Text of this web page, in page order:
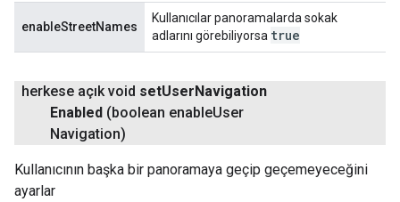
enableStreetNames
Kullanıcılar panoramalarda sokak
adlarını görebiliyorsa true
herkese açık void setUserNavigation
Enabled (boolean enableUser
Navigation)
Kullanıcının başka bir panoramaya geçip geçemeyeceğini
ayarlar